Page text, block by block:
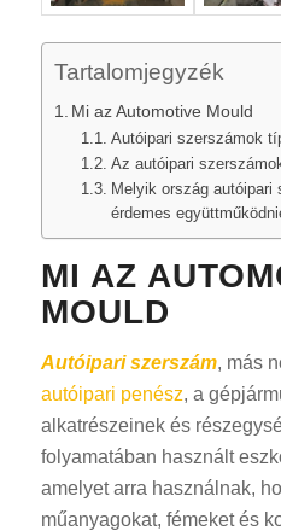
Tartalomjegyzék
Mi az Automotive Mould
Autóipari szerszámok
Az autóipari
Melyik ország autóipari
érdemes
MI AZ
MOULD
Autóipari szerszám, más
autóipari penész, a
alkatrészeinek és
folyamatában használt
amelyet arra használnak,
műanyagokat, fémeket és